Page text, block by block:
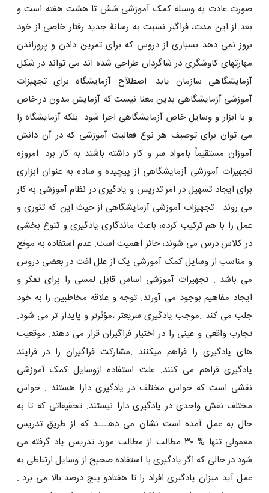
صورت عادت به وسیله کمک آموزشی شش تا هشت هفته است و
بعد از این مدت، فراگیر نسبت به رسانۀ جدید رفتار خاصی از خود
بروز نمی دهد بسیاری از دروس که برای تمرین دادن و پروراندن
مهارتهای کاوشگری در شاگردان طراحی شده اند می تواند در شکل
آزمایشگاهی سازمان یابد. اصطلآح آزمایشگاه برای تجهیزات
آموزشی آزمایشگاهی بدین معنا نیست که آزمایش مدون در خاص
و با ابزار و وسایل خاص آزمایشگاهی اجرا شود. بلکه آزمایشگاه را
می توان برای توصیف هر نوع فعالیت آموزشی که در آن دانش
آموزان مستقیماً بامواد سر و کار داشته باشند به کار برد. امروزه
تجهیزات آموزشی آزمایشگاهی از پیچیده و ساده به عنوان ابزاری
برای ایجاد تسهیل در امر تدریس و یادگیری در نظام آموزشی به کار
می روند . تجهیزات آموزشی آزمایشگاهی از حیث این که تئوری و
عمل را با هم ترکیب کرده، باعث ماندگاری یادگیری و تنوع بخشی
در کلاس درس می شوند، حائز اهمیت است. عدم استفاده به موقع
و مناسب از وسایل کمک آموزشی یک از علل افت در بعضی دروس
می باشد . تجهیزات آموزشی اساس قابل لمسی را برای تفکر و
ایجاد مفاهیم بوجود می آورند. توجه و علاقه مخاطبین را به خود
جلب می کند .موجب یادگیری سریعتر ،مؤثرتر و پایدار تر می شود.
تجارب واقعی و عینی را در اختیار فراگیران قرار می دهند. موقعیت
های یادگیری را فراهم میکنند .مشارکت فراگیران را در فرایند
یادگیری فراهم می کنند. علت استفاده ازوسایل کمک آموزشی
نقشی است که حواس مختلف در یادگیری دارا هستند . حواس
مختلف نقش واحدی در یادگیری دارا نیستند. تحقیقاتی که تا به
حال به عمل آمده است نشان می دهـــد که از طریق تدریس
معمولی تنها % ۳۰ مطالب از مطالب مورد تدریس یاد گرفته می
شود در حالی که اگر یادگیری با استفاده صحیح از وسایل ارتباطی به
عمل آید میزان یادگیری افراد را تا هفتادو پنج درصد بالا می برد .